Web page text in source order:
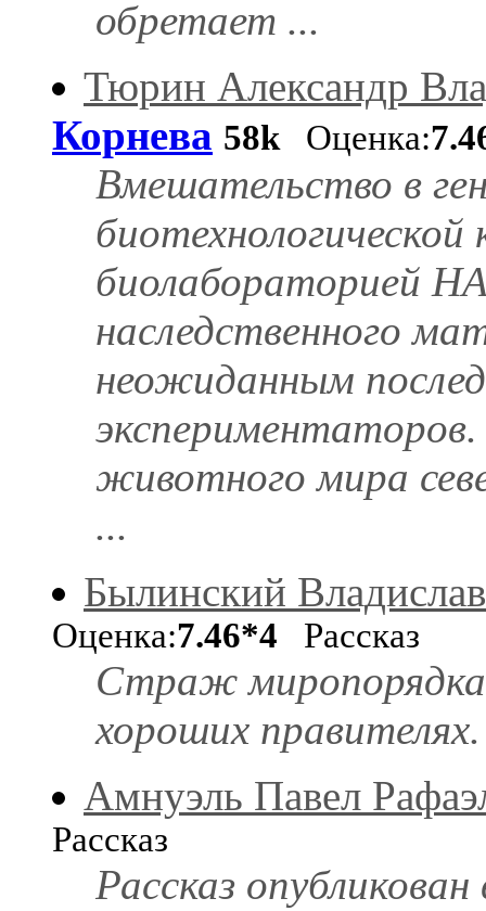
обретает ...
Тюрин Александр
Корнева 58kОценка:
Вмешательство в
биотехнологической
биолабораторией
наследственного
неожиданным
животного мира
...
Былинский Владислав
Оценка:7.46*4 Рассказ
Страж
хороших
Амнуэль Павел
Рассказ
Рассказ